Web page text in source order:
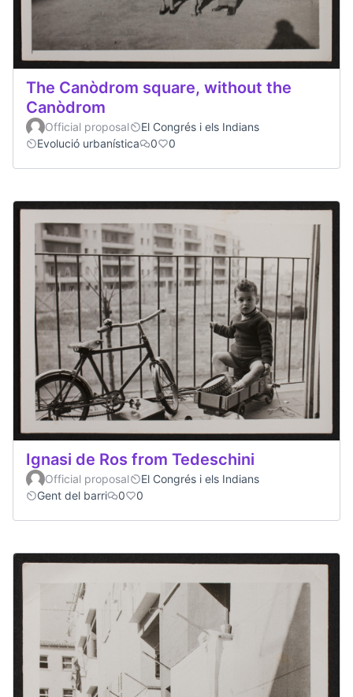
The Canòdrom square, without the
Canòdrom
Official proposal
El Congrés i els Indians
Evolució urbanística
0 0
Ignasi de Ros from Tedeschini
Official proposal
El Congrés i els Indians
Gent del barri
0 0